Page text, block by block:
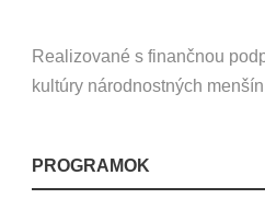
Realizované s finančnou
kultúry národnostných menšín
PROGRAMOK